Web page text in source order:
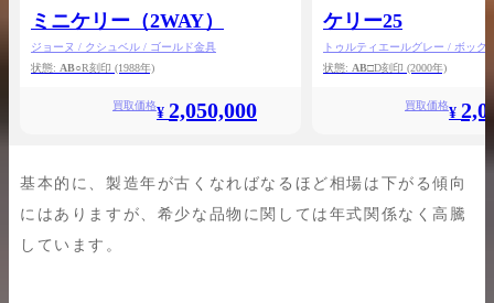
ミニケリー（2WAY）
ジョーヌ / クシュベル / ゴールド金具
状態: AB○R刻印 (1988年)
買取価格¥ 2,050,000
ケリー25
トゥルティエールグレー / ボック
ラート / ゴールド金具
状態: AB□D刻印 (2000年)
買取価格¥
基本的に、製造年が古くなればなるほど相場は下がる傾向
にはありますが、希少な品物に関しては年式関係なく高騰
しています。